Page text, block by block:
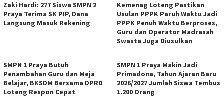
Zaki Hardi: 277 Siswa SMPN 2
Praya Terima SK PIP, Dana
Langsung Masuk Rekening
Kemenag Loteng Pastikan
Usulan PPPK Paruh Waktu Jadi
PPPK Penuh Waktu Berproses,
Guru dan Operator Madrasah
Swasta Juga Diusulkan
SMPN 1 Praya Butuh
Penambahan Guru dan Meja
Belajar, BKSDM Bersama DPRD
Loteng Respon Cepat
SMPN 1 Praya Makin Jadi
Primadona, Tahun Ajaran Baru
2026/2027 Jumlah Siswa Tembus
1.200 Orang